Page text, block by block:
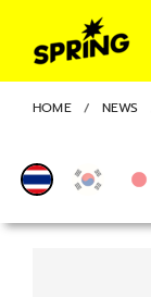
HOME NEWS